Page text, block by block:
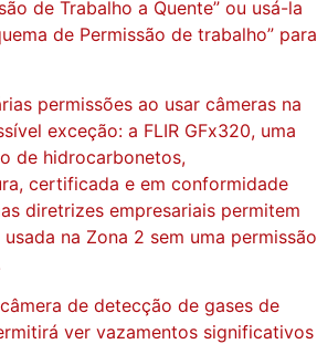
de Trabalho a Quente” ou usá-la
de Permissão de trabalho” para
permissões ao usar câmeras na
exceção: a FLIR GFx320, uma
de hidrocarbonetos,
certificada e em conformidade
diretrizes empresariais permitem
na Zona 2 sem uma permissão
de detecção de gases de
ver vazamentos significativos